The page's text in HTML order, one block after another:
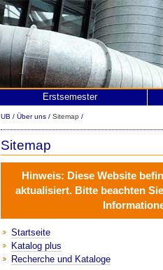
Erstsemester
UB / Über uns / Sitemap /
Sitemap
Hinweis: Diese Website
aktualisiert. Bitte beachten
Startseite
Katalog plus
Recherche und Kataloge